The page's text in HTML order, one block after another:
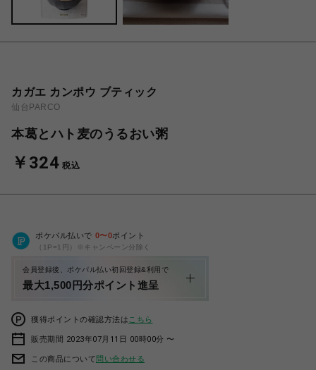
カガエ カンポウ ブティック
仙台PARCO
本葛とハト麦のうるおい粥
￥324 税込
ポケパル払いで 0〜0ポイント
（1P=1円）※キャンペーン分除く
会員登録後、ポケパル払い初回登録&利用で
最大1,500円分ポイント進呈
獲得ポイントの確認方法は こちら
販売期間 2023年07月11日 00時00分 〜
この商品について問い合わせる